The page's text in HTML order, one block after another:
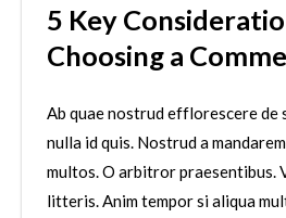
5 Key
Choosing a
Ab quae nostrud efflorescere de
nulla id quis. Nostrud a
multos. O arbitror praesentibus.
litteris. Anim tempor si aliqua